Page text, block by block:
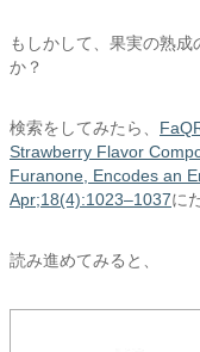
もしかして、果実の熟
か？
検索をしてみたら、
Strawberry Flavor
Furanone, Encodes an
Apr;18(4):1023–1037に
読み進めてみると、